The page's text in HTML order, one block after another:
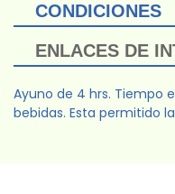
CONDICIONES
ENLACES DE
Ayuno de 4 hrs. Tiempo
bebidas. Esta permitido